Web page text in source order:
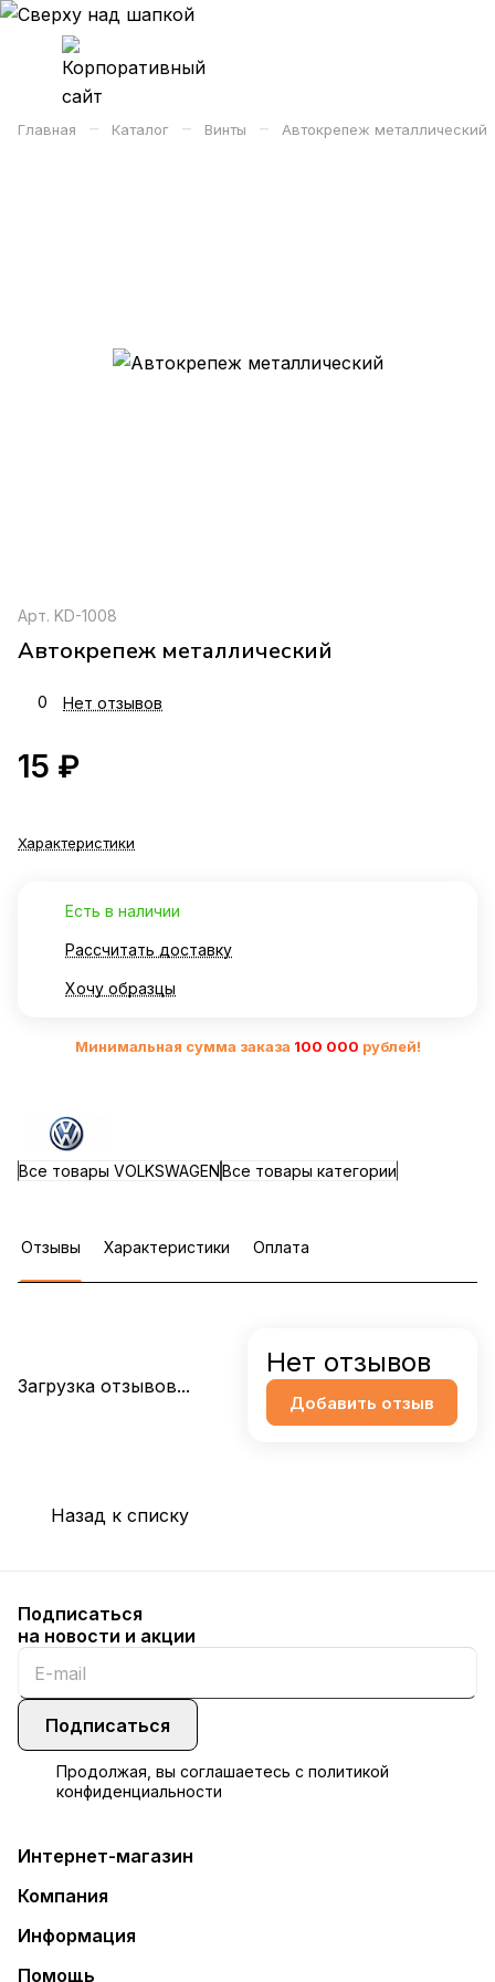
Главная – Каталог – Винты – Автокрепеж металлический
Арт. KD-1008
Автокрепеж металлический
0 Нет отзывов
15 ₽
Характеристики
Есть в наличии
Рассчитать доставку
Хочу образцы
Минимальная сумма заказа 100 000 рублей!
Все товары VOLKSWAGENВсе товары категории
Отзывы Характеристики Оплата
Загрузка отзывов...
Нет отзывов
Добавить отзыв
Назад к списку
Подписаться
на новости и акции
Подписаться
Продолжая, вы соглашаетесь с политикой
конфиденциальности
Интернет-магазин
Компания
Информация
Помощь